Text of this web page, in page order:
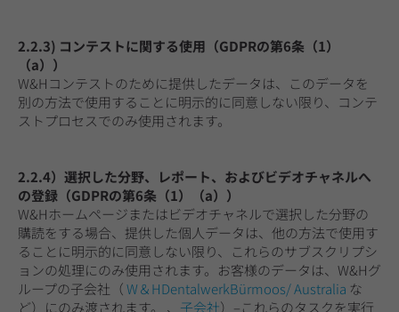
2.2.3) コンテストに関する使用（GDPRの第6条（1）
（a））
W&Hコンテストのために提供したデータは、このデータを
別の方法で使用することに明示的に同意しない限り、コンテ
ストプロセスでのみ使用されます。
2.2.4）選択した分野、レポート、およびビデオチャネルへ
の登録（GDPRの第6条（1）（a））
W&Hホームページまたはビデオチャネルで選択した分野の
購読をする場合、提供した個人データは、他の方法で使用す
ることに明示的に同意しない限り、これらのサブスクリプシ
ョンの処理にのみ使用されます。お客様のデータは、W&Hグ
ループの子会社（W＆HDentalwerkBürmoos/ Australia な
ど）にのみ渡されます。 、 子会社）–これらのタスクを実行